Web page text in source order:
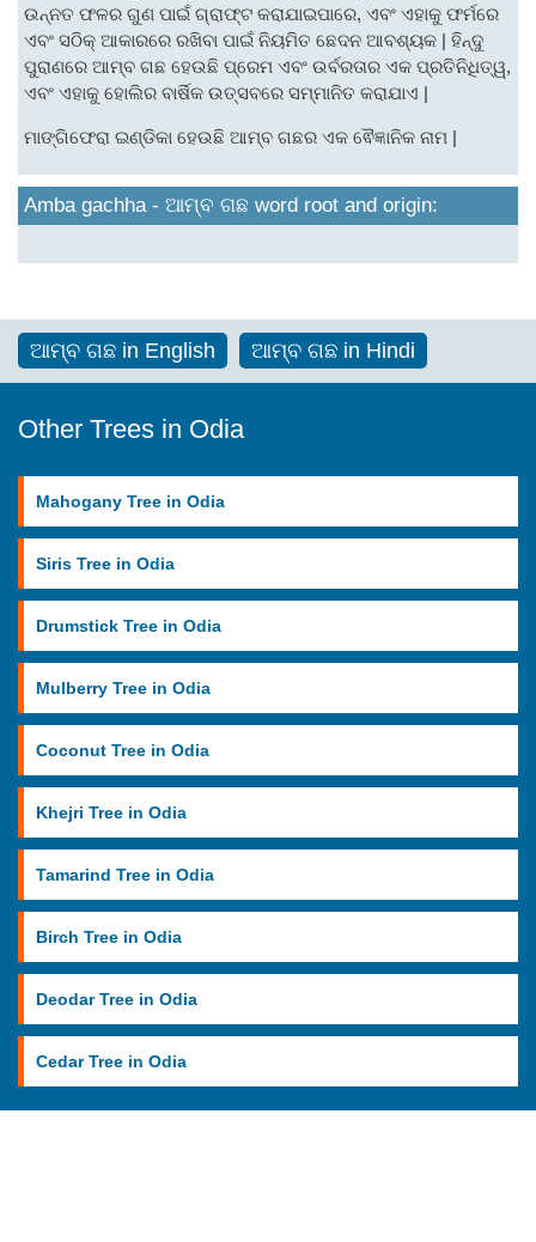
ଉନ୍ନତ ଫଳର ଗୁଣ ପାଇଁ ଗ୍ରାଫ୍ଟ କରାଯାଇପାରେ, ଏବଂ ଏହାକୁ ଫର୍ମରେ
ଏବଂ ସଠିକ୍ ଆକାରରେ ରଖିବା ପାଇଁ ନିୟମିତ ଛେଦନ ଆବଶ୍ୟକ | ହିନ୍ଦୁ
ପୁରାଣରେ ଆମ୍ବ ଗଛ ହେଉଛି ପ୍ରେମ ଏବଂ ଉର୍ବରତାର ଏକ ପ୍ରତିନିଧିତ୍ୱ,
ଏବଂ ଏହାକୁ ହୋଲିର ବାର୍ଷିକ ଉତ୍ସବରେ ସମ୍ମାନିତ କରାଯାଏ |
ମାଙ୍ଗିଫେରା ଇଣ୍ଡିକା ହେଉଛି ଆମ୍ବ ଗଛର ଏକ ଵୈଜ୍ଞାନିକ ନାମ |
Amba gachha - ଆମ୍ବ ଗଛ word root and origin:
ଆମ୍ବ ଗଛ in English ଆମ୍ବ ଗଛ in Hindi
Other Trees in Odia
Mahogany Tree in Odia
Siris Tree in Odia
Drumstick Tree in Odia
Mulberry Tree in Odia
Coconut Tree in Odia
Khejri Tree in Odia
Tamarind Tree in Odia
Birch Tree in Odia
Deodar Tree in Odia
Cedar Tree in Odia